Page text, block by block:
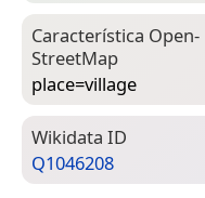
Característica Open­
Street­Map
place=­village
Wiki­data ID
Q1046208